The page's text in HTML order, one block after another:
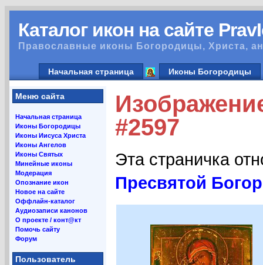
Каталог икон на сайте
Православные иконы Богородицы, Христа,
Начальная страница Иконы Богородицы
Меню сайта
Начальная страница
Иконы Богородицы
Иконы Иисуса Христа
Иконы Ангелов
Иконы Святых
Минейные иконы
Модерация
Опознание икон
Новое на сайте
Оффлайн-каталог
Аудиозаписи канонов
О проекте / конт@кт
Помочь сайту
Форум
Пользователь
#2597
Эта страничка
Пресвятой